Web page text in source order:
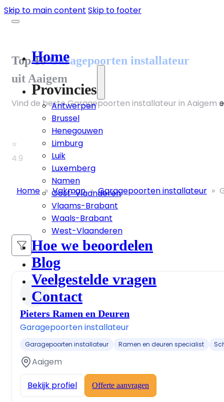
Skip to main content Skip to footer
Home
Provincies
Antwerpen
Brussel
Henegouwen
Limburg
Luik
Luxemberg
Namen
Oost-Vlaanderen
Vlaams-Brabant
Waals-Brabant
West-Vlaanderen
Hoe we beoordelen
Blog
Veelgestelde vragen
Contact
Top 10Garagepoorten installateur
uit Aaigem
Vind de beste Garagepoorten installateur in Aaigem
⭐
4.9
Home » Vakman » Garagepoorten installateur »
Pieters Ramen en Deuren
Garagepoorten installateur
Garagepoorten installateur Ramen en deuren specialist
Aaigem
Bekijk profiel Offerte aanvragen